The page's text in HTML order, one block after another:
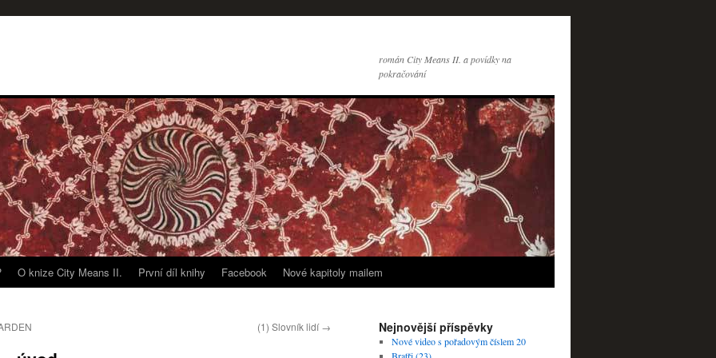
román City Means II. a povídky na
pokračování
O knize City Means II. První díl knihy Facebook Nové kapitoly mailem
(1) Slovník lidí→ Nejnovější příspěvky
Nové video s pořadovým číslem 20